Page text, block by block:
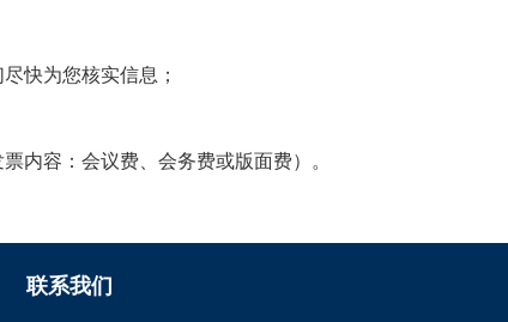
快为您核实信息；
内容：会议费、会务费或版面费）。
联系我们